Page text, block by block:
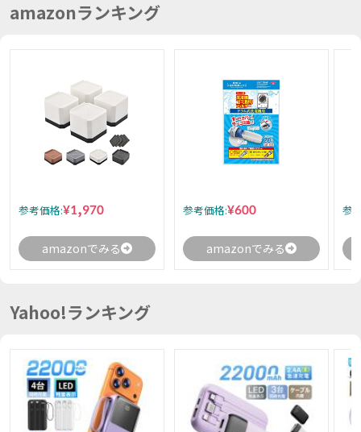
amazonランキング
参考価格:¥1,970
amazonでみる
参考価格:¥600
amazonでみる
参
Yahoo!ランキング